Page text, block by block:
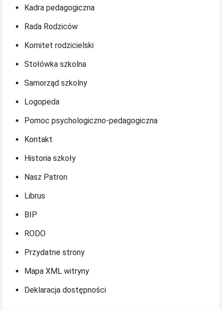
Kadra pedagogiczna
Rada Rodziców
Komitet rodzicielski
Stołówka szkolna
Samorząd szkolny
Logopeda
Pomoc psychologiczno-pedagogiczna
Kontakt
Historia szkoły
Nasz Patron
Librus
BIP
RODO
Przydatne strony
Mapa XML witryny
Deklaracja dostępności